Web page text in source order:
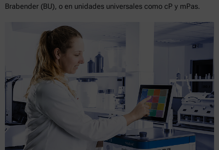
Brabender (BU), o en unidades universales como cP y mPas.